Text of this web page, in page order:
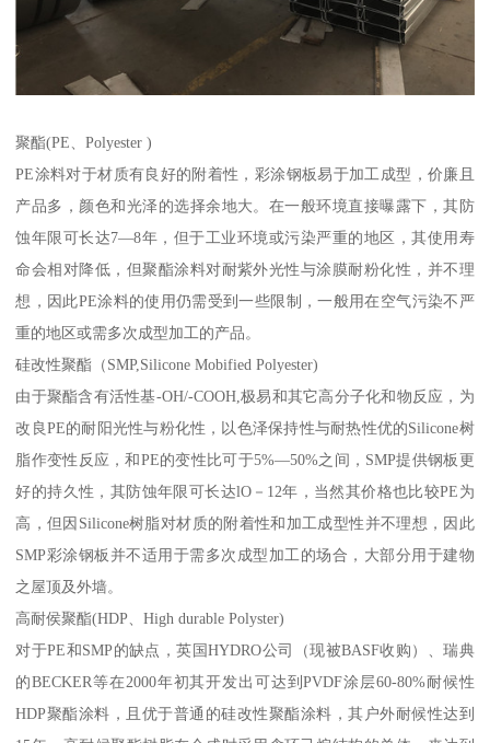
聚酯(PE、Polyester )
PE涂料对于材质有良好的附着性，彩涂钢板易于加工成型，价廉且
产品多，颜色和光泽的选择余地大。在一般环境直接曝露下，其防
蚀年限可长达7—8年，但于工业环境或污染严重的地区，其使用寿
命会相对降低，但聚酯涂料对耐紫外光性与涂膜耐粉化性，并不理
想，因此PE涂料的使用仍需受到一些限制，一般用在空气污染不严
重的地区或需多次成型加工的产品。
硅改性聚酯（SMP,Silicone Mobified Polyester)
由于聚酯含有活性基-OH/-COOH,极易和其它高分子化和物反应，为
改良PE的耐阳光性与粉化性，以色泽保持性与耐热性优的Silicone树
脂作变性反应，和PE的变性比可于5%—50%之间，SMP提供钢板更
好的持久性，其防蚀年限可长达lO－12年，当然其价格也比较PE为
高，但因Silicone树脂对材质的附着性和加工成型性并不理想，因此
SMP彩涂钢板并不适用于需多次成型加工的场合，大部分用于建物
之屋顶及外墙。
高耐侯聚酯(HDP、High durable Polyster)
对于PE和SMP的缺点，英国HYDRO公司（现被BASF收购）、瑞典
的BECKER等在2000年初其开发出可达到PVDF涂层60-80%耐候性
HDP聚酯涂料，且优于普通的硅改性聚酯涂料，其户外耐候性达到